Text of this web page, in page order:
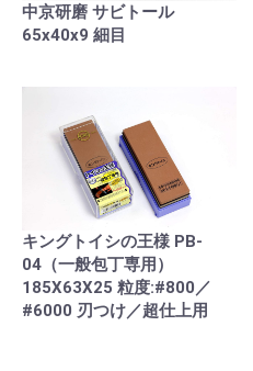
中京研磨 サビトール
65x40x9 細目
キングトイシの王様 PB-
04（一般包丁専用）
185X63X25 粒度:#800／
#6000 刃つけ／超仕上用